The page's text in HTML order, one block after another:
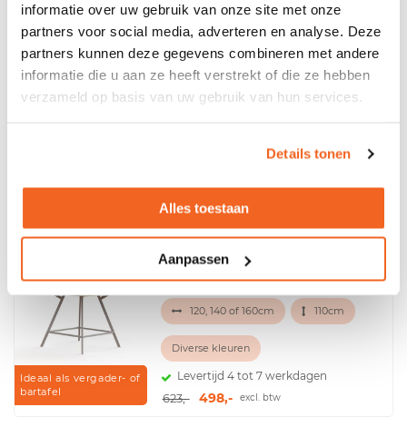
informatie over uw gebruik van onze site met onze
partners voor social media, adverteren en analyse. Deze
partners kunnen deze gegevens combineren met andere
informatie die u aan ze heeft verstrekt of die ze hebben
verzameld op basis van uw gebruik van hun services.
Details tonen
Alles toestaan
Aanpassen
468,- 374,- excl. btw
Vergadertafel Bridge XL
Diepte: 120 of 160cm
Ideaal als vergader- of
bartafel
Hoge vierkante vergadertafel
Bridge
120, 140 of 160cm 110cm
Diverse kleuren
Levertijd 4 tot 7 werkdagen
623,- 498,- excl. btw